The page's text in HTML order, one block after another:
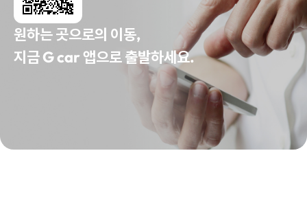
원하는 곳으로의 이동,
지금 G car 앱으로 출발하세요.